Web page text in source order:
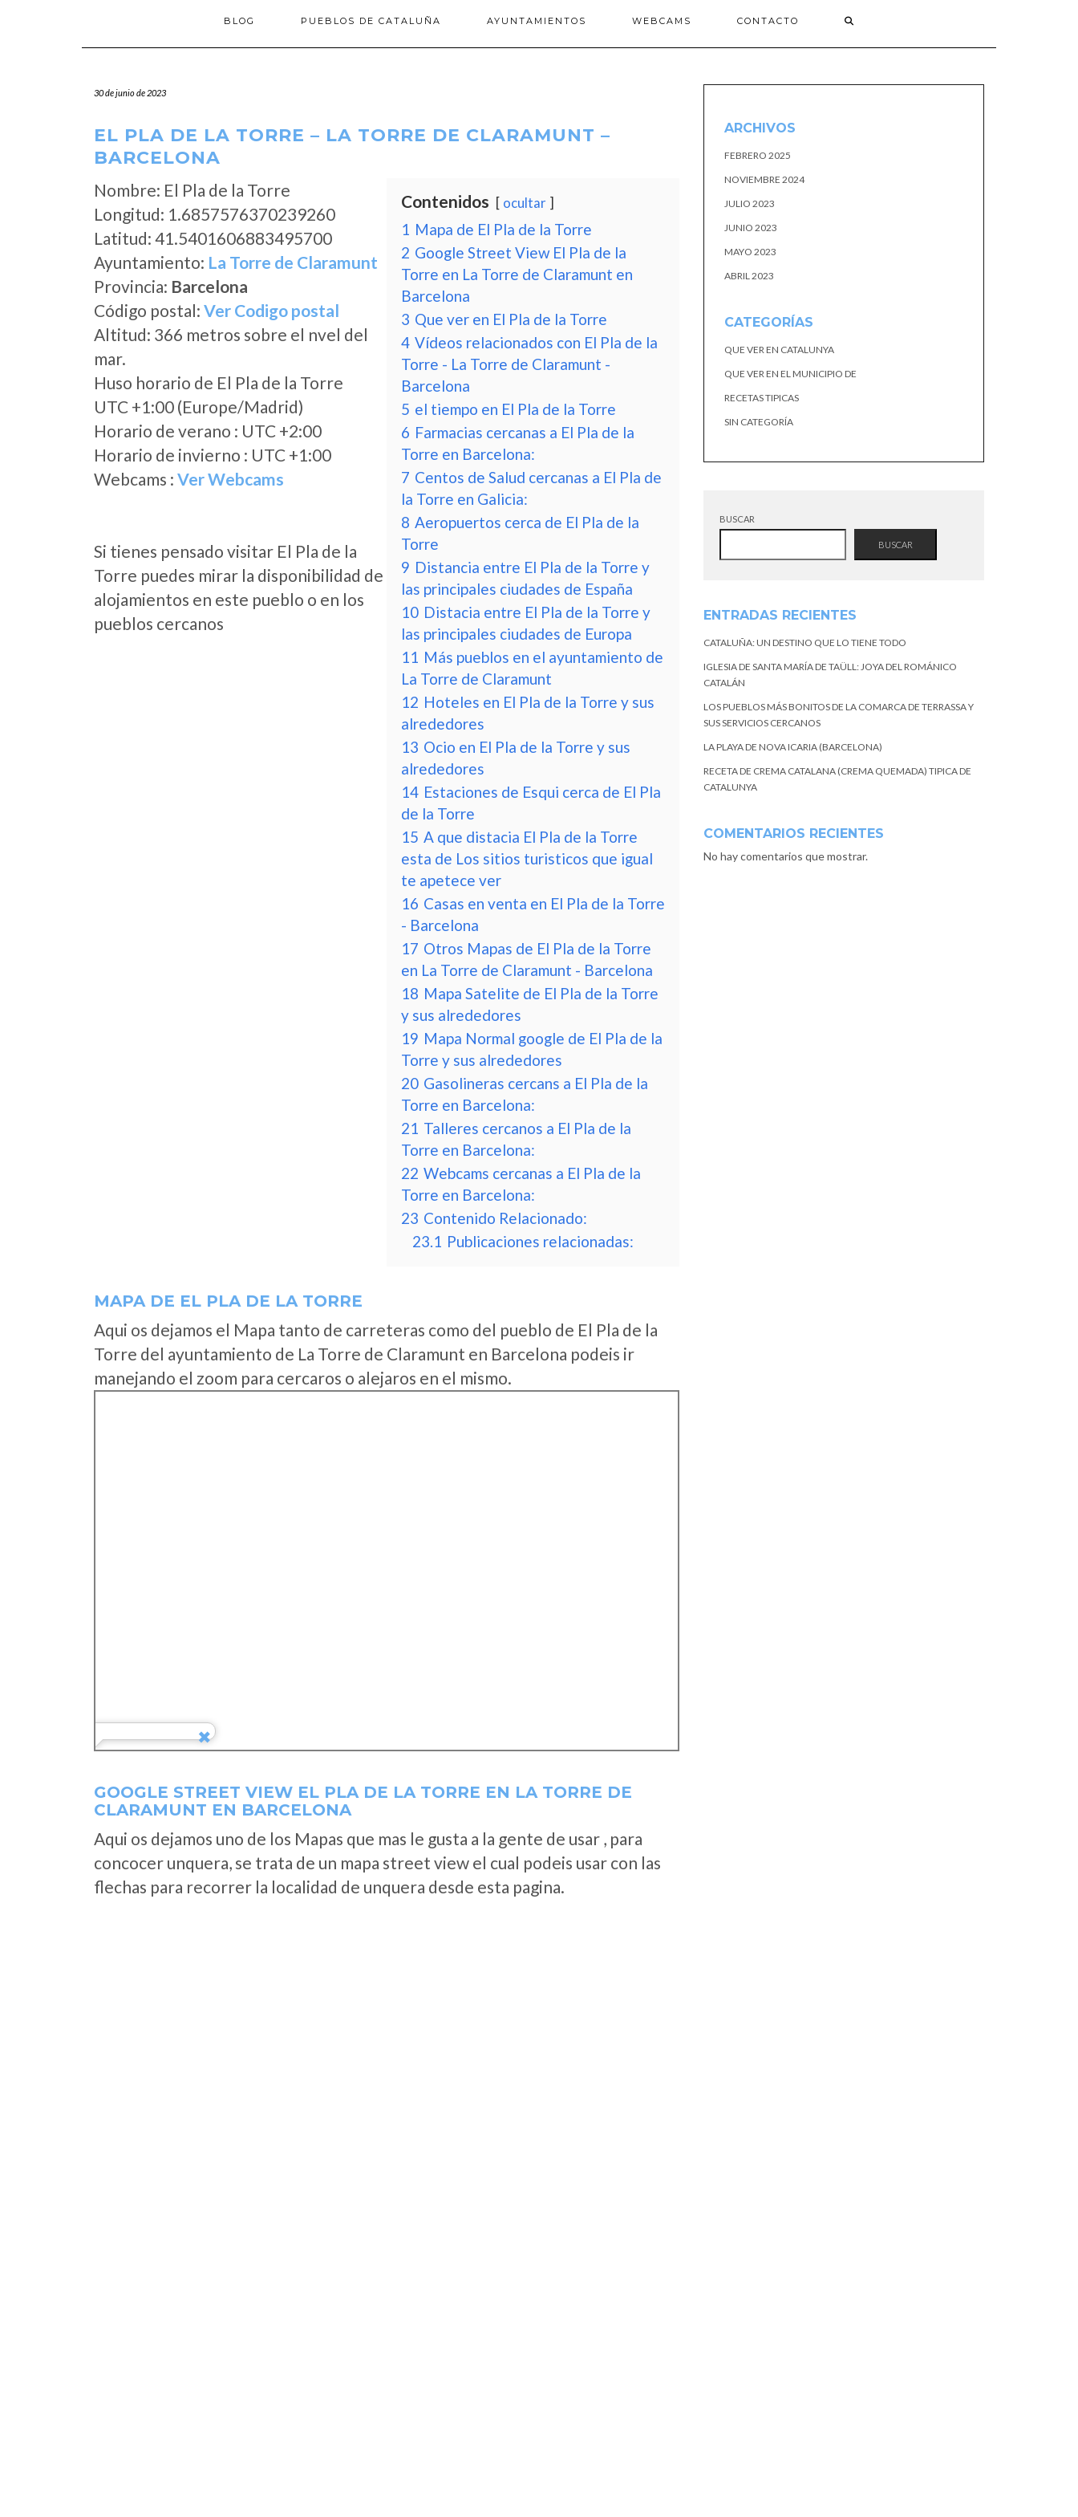
BLOG PUEBLOS DE CATALUÑA AYUNTAMIENTOS WEBCAMS CONTACTO
30 de junio de 2023
EL PLA DE LA TORRE – LA TORRE DE CLARAMUNT –
BARCELONA
Nombre: El Pla de la Torre
Longitud: 1.6857576370239260
Latitud: 41.5401606883495700
Ayuntamiento: La Torre de Claramunt
Provincia: Barcelona
Código postal: Ver Codigo postal
Altitud: 366 metros sobre el nvel del
mar.
Huso horario de El Pla de la Torre
UTC +1:00 (Europe/Madrid)
Horario de verano : UTC +2:00
Horario de invierno : UTC +1:00
Webcams : Ver Webcams
Si tienes pensado visitar El Pla de la
Torre puedes mirar la disponibilidad de
alojamientos en este pueblo o en los
pueblos cercanos
Contenidos ocultar
1 Mapa de El Pla de la Torre
2 Google Street View El Pla de la
Torre en La Torre de Claramunt en
Barcelona
3 Que ver en El Pla de la Torre
4 Vídeos relacionados con El Pla de la
Torre - La Torre de Claramunt -
Barcelona
5 el tiempo en El Pla de la Torre
6 Farmacias cercanas a El Pla de la
Torre en Barcelona:
7 Centos de Salud cercanas a El Pla de
la Torre en Galicia:
8 Aeropuertos cerca de El Pla de la
Torre
9 Distancia entre El Pla de la Torre y
las principales ciudades de España
10 Distacia entre El Pla de la Torre y
las principales ciudades de Europa
11 Más pueblos en el ayuntamiento de
La Torre de Claramunt
12 Hoteles en El Pla de la Torre y sus
alrededores
13 Ocio en El Pla de la Torre y sus
alrededores
14 Estaciones de Esqui cerca de El Pla
de la Torre
15 A que distacia El Pla de la Torre
esta de Los sitios turisticos que igual
te apetece ver
16 Casas en venta en El Pla de la Torre
- Barcelona
17 Otros Mapas de El Pla de la Torre
en La Torre de Claramunt - Barcelona
18 Mapa Satelite de El Pla de la Torre
y sus alrededores
19 Mapa Normal google de El Pla de la
Torre y sus alrededores
20 Gasolineras cercans a El Pla de la
Torre en Barcelona:
21 Talleres cercanos a El Pla de la
Torre en Barcelona:
22 Webcams cercanas a El Pla de la
Torre en Barcelona:
23 Contenido Relacionado:
23.1 Publicaciones relacionadas:
MAPA DE EL PLA DE LA TORRE
Aqui os dejamos el Mapa tanto de carreteras como del pueblo de El Pla de la
Torre del ayuntamiento de La Torre de Claramunt en Barcelona podeis ir
manejando el zoom para cercaros o alejaros en el mismo.
GOOGLE STREET VIEW EL PLA DE LA TORRE EN LA TORRE DE
CLARAMUNT EN BARCELONA
Aqui os dejamos uno de los Mapas que mas le gusta a la gente de usar , para
concocer unquera, se trata de un mapa street view el cual podeis usar con las
flechas para recorrer la localidad de unquera desde esta pagina.
ARCHIVOS
FEBRERO 2025
NOVIEMBRE 2024
JULIO 2023
JUNIO 2023
MAYO 2023
ABRIL 2023
CATEGORÍAS
QUE VER EN CATALUNYA
QUE VER EN EL MUNICIPIO DE
RECETAS TIPICAS
SIN CATEGORÍA
BUSCAR
BUSCAR
ENTRADAS RECIENTES
CATALUÑA: UN DESTINO QUE LO TIENE TODO
IGLESIA DE SANTA MARÍA DE TAÜLL: JOYA DEL ROMÁNICO
CATALÁN
LOS PUEBLOS MÁS BONITOS DE LA COMARCA DE TERRASSA Y
SUS SERVICIOS CERCANOS
LA PLAYA DE NOVA ICARIA (BARCELONA)
RECETA DE CREMA CATALANA (CREMA QUEMADA) TIPICA DE
CATALUNYA
COMENTARIOS RECIENTES
No hay comentarios que mostrar.